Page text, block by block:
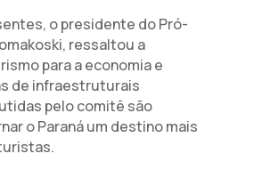
o presidente do Pró-
ressaltou a
para a economia e
de infraestruturais
pelo comitê são
o Paraná um destino mais